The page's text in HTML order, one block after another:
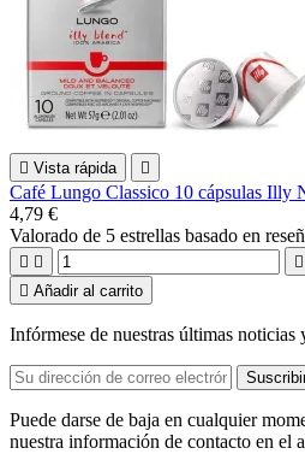
 Vista rápida 
Café Lungo Classico 10 cápsulas Illy
4,79 €
Valorado de 5 estrellas basado en
  
 Añadir al carrito
Infórmese de nuestras últimas noticias
Puede darse de baja en cualquier
nuestra información de contacto en el